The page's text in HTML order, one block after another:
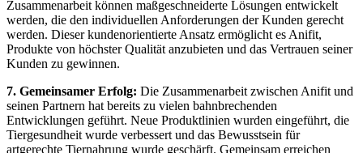
Zusammenarbeit können maßgeschneiderte Lösungen entwickelt
werden, die den individuellen Anforderungen der Kunden gerecht
werden. Dieser kundenorientierte Ansatz⁣ ermöglicht es⁣ Anifit,
Produkte von höchster Qualität anzubieten und das Vertrauen seiner
‌Kunden zu gewinnen.
7. Gemeinsamer Erfolg: Die Zusammenarbeit zwischen Anifit und
seinen⁤ Partnern hat bereits ⁣zu vielen bahnbrechenden
Entwicklungen geführt. ⁣Neue Produktlinien wurden eingeführt, die
Tiergesundheit wurde verbessert und das Bewusstsein für⁣
artgerechte Tiernahrung wurde geschärft. Gemeinsam erreichen